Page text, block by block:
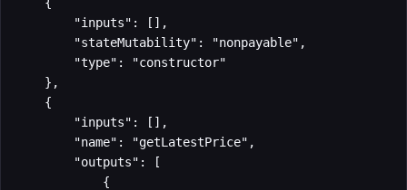
        "inputs": [],
        "stateMutability": "nonpayable",
        "type": "constructor"
    },
    {
        "inputs": [],
        "name": "getLatestPrice",
        "outputs": [
            {